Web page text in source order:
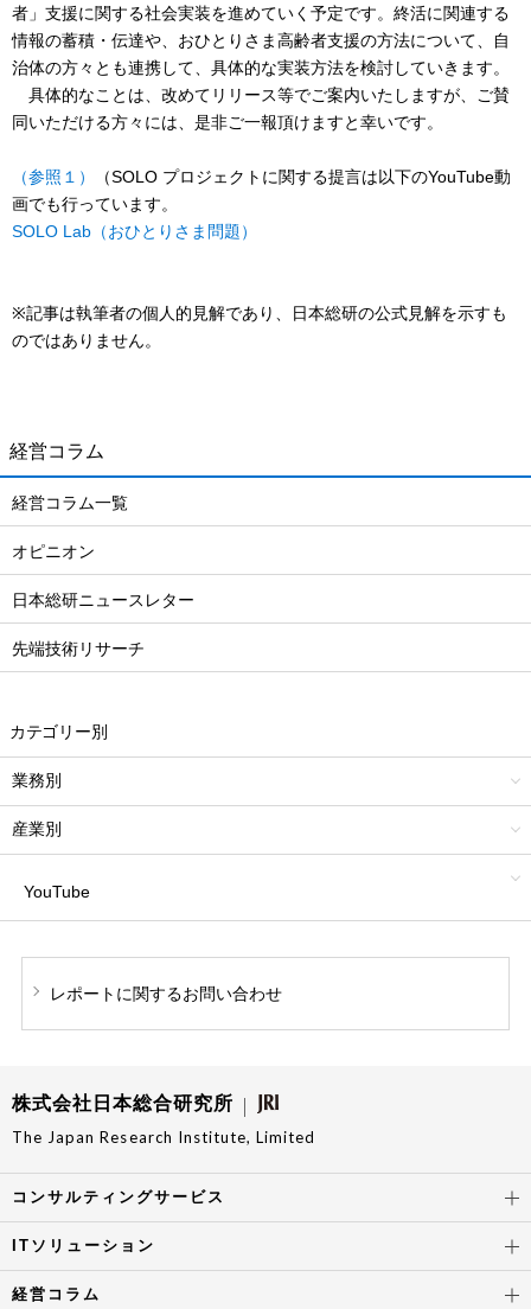
者」支援に関する社会実装を進めていく予定です。終活に関連する
情報の蓄積・伝達や、おひとりさま高齢者支援の方法について、自
治体の方々とも連携して、具体的な実装方法を検討していきます。
具体的なことは、改めてリリース等でご案内いたしますが、ご賛
同いただける方々には、是非ご一報頂けますと幸いです。
（参照１）
（SOLO プロジェクトに関する提言は以下のYouTube動
画でも行っています。
SOLO Lab（おひとりさま問題）
※記事は執筆者の個人的見解であり、日本総研の公式見解を示すも
のではありません。
経営コラム
経営コラム一覧
オピニオン
日本総研ニュースレター
先端技術リサーチ
カテゴリー別
業務別
産業別
YouTube
レポートに関するお問い合わせ
株式会社日本総合研究所
The Japan Research Institute, Limited
コンサルティングサービス
ITソリューション
経営コラム